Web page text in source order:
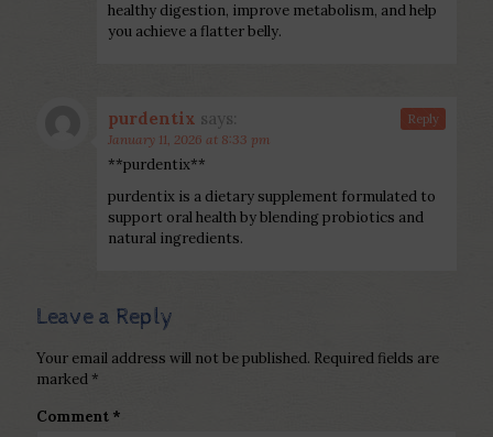
healthy digestion, improve metabolism, and help
you achieve a flatter belly.
purdentix says:
January 11, 2026 at 8:33 pm
**purdentix**
purdentix is a dietary supplement formulated to
support oral health by blending probiotics and
natural ingredients.
Reply
Leave a Reply
Your email address will not be published. Required fields are
marked *
Comment *